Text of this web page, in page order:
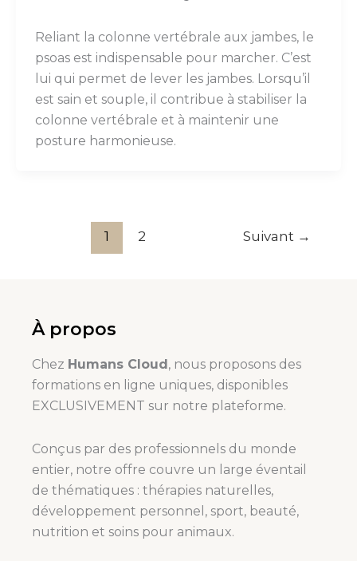
Reliant la colonne vertébrale aux jambes, le
psoas est indispensable pour marcher. C’est
lui qui permet de lever les jambes. Lorsqu’il
est sain et souple, il contribue à stabiliser la
colonne vertébrale et à maintenir une
posture harmonieuse.
1 2 Suivant →
À propos
Chez Humans Cloud , nous proposons des
formations en ligne uniques, disponibles
EXCLUSIVEMENT sur notre plateforme.
Conçus par des professionnels du monde
entier, notre offre couvre un large éventail
de thématiques : thérapies naturelles,
développement personnel, sport, beauté,
nutrition et soins pour animaux.